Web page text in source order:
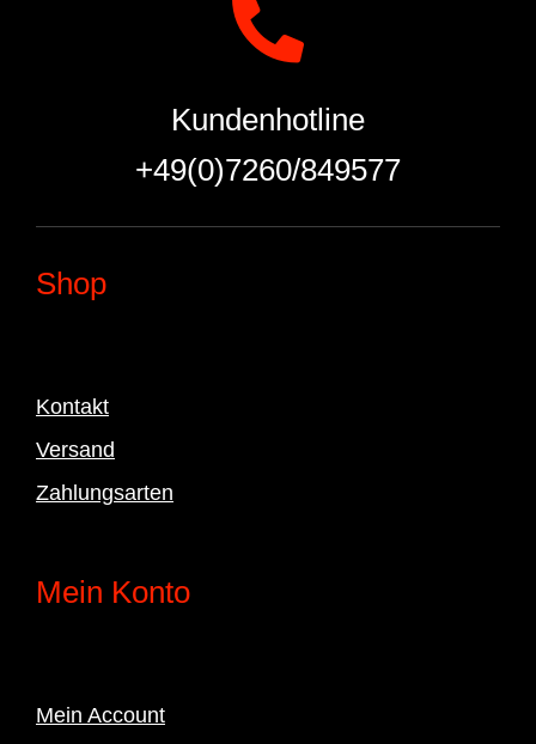
Kundenhotline
+49(0)7260/849577
Shop
Kontakt
Versand
Zahlungsarten
Mein Konto
Mein Account